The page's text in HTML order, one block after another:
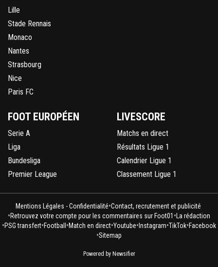
Lille
Stade Rennais
Monaco
Nantes
Strasbourg
Nice
Paris FC
FOOT EUROPÉEN
Serie A
Liga
Bundesliga
Premier League
LIVESCORE
Matchs en direct
Résultats Ligue 1
Calendrier Ligue 1
Classement Ligue 1
Mentions Légales - Confidentialité•Contact, recrutement et publicité
•Retrouvez votre compte pour les commentaires sur Foot01 • La rédaction
•PSG transfert•Football •Match en direct•Youtube• Instagram•TikTok•Facebook
•Sitemap
Powered by Newsifier